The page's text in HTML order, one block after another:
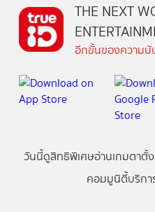
THE NEXT
อีกขั้นของความบั
วันนี้ดูสิทธิพิเศษอ่านเกมตาตั้ง
คอมมูนิตี้บริกา